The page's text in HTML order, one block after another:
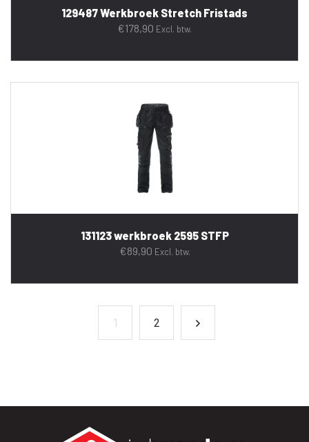
129487 Werkbroek Stretch Fristads
€178,90 Excl. btw.
131123 werkbroek 2595 STFP
€89,90 Excl. btw.
1 2